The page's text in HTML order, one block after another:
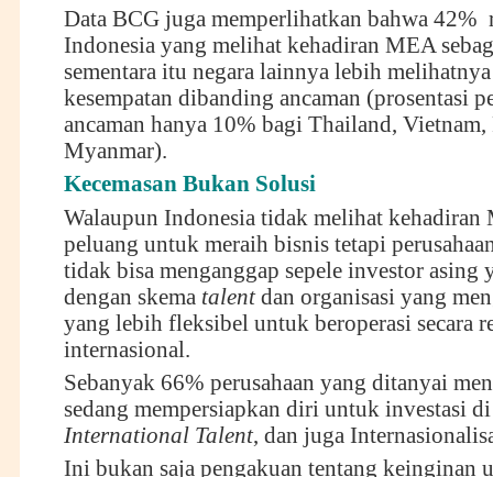
Data BCG juga memperlihatkan bahwa 42%
Indonesia yang melihat kehadiran MEA
sementara itu negara lainnya lebih melihatnya
kesempatan dibanding ancaman (prosentasi
ancaman hanya 10% bagi Thailand,
Myanmar).
Kecemasan Bukan Solusi
Walaupun Indonesia tidak melihat kehadiran
peluang untuk meraih bisnis tetapi
tidak bisa menganggap sepele investor asing
dengan skema talentdan organisasi yang
yang lebih fleksibel untuk beroperasi secara
internasional.
Sebanyak 66% perusahaan yang ditanyai
sedang mempersiapkan diri untuk investasi
International Talent, dan juga
Ini bukan saja pengakuan tentang keinginan